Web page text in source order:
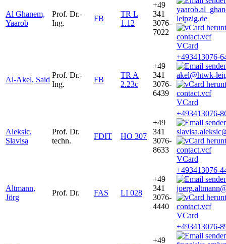
Al Ghanem,
Yaarob
Prof. Dr.-
Ing.
FB
TR L
1.12
+49
341
3076-
7022
leipzig.de
VCard
Al-Akel, Said
Prof. Dr.-
Ing.
FB
TR A
2.23c
+49
341
3076-
6439
+493413076-
akel@htwk-
VCard
Aleksic,
Slavisa
Prof. Dr.
techn.
FDIT HO 307
+49
341
3076-
8633
+493413076-
VCard
Altmann,
Jörg
Prof. Dr. FAS LI 028
+49
341
3076-
4440
+493413076-
VCard
+49
+493413076-